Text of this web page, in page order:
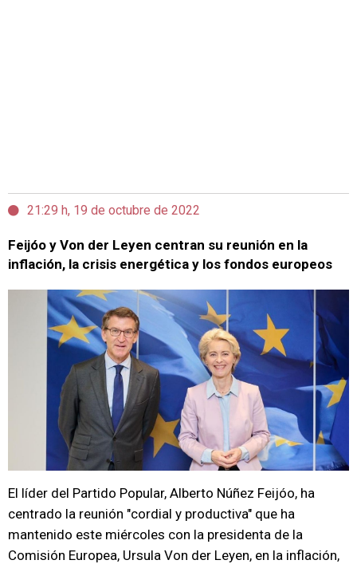
21:29 h, 19 de octubre de 2022
Feijóo y Von der Leyen centran su reunión en la
inflación, la crisis energética y los fondos europeos
El líder del Partido Popular, Alberto Núñez Feijóo, ha
centrado la reunión "cordial y productiva" que ha
mantenido este miércoles con la presidenta de la
Comisión Europea, Ursula Von der Leyen, en la inflación,